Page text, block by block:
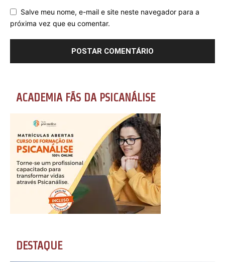
Salve meu nome, e-mail e site neste navegador para a
próxima vez que eu comentar.
ACADEMIA FÃS DA PSICANÁLISE
DESTAQUE